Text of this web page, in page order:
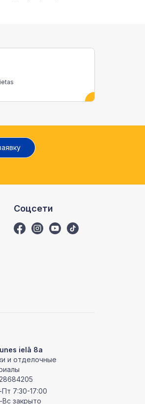
Соцсети
ielā 8a
и отделочные
28684205
7:30-17:00
закрыто